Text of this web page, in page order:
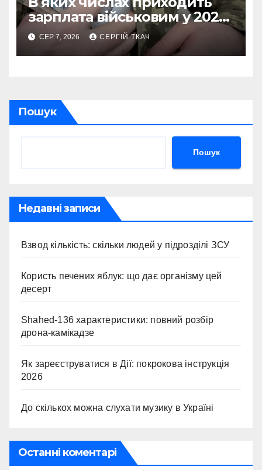
зарплата військовим у 2026
році
СЕР 7, 2026 СЕРГІЙ ТКАЧ
Пошук
Пошук
Недавні записи
Взвод кількість: скільки людей у підрозділі ЗСУ
Користь печених яблук: що дає організму цей
десерт
Shahed-136 характеристики: повний розбір
дрона-камікадзе
Як зареєструватися в Дії: покрокова інструкція
2026
До скількох можна слухати музику в Україні
Останні коментарі